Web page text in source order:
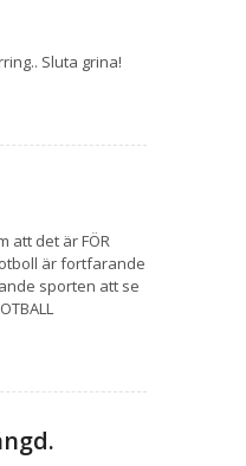
Sluta grina!
att det är FÖR
är fortfarande
sporten att se